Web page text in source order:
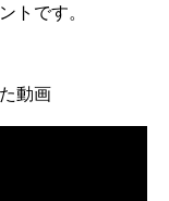
トです。
動画